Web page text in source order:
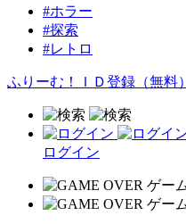
#ホラー
#探索
#レトロ
ふりーむ！ＩＤ登録（無料）
ログイン